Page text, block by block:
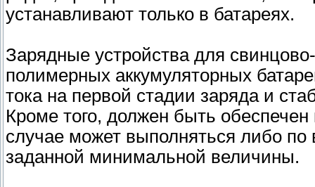
устанавливают только в батареях.
Зарядные устройства для
полимерных аккумуляторных
тока на первой стадии заряда и
Кроме того, должен быть
случае может выполняться либо
заданной минимальной величины.